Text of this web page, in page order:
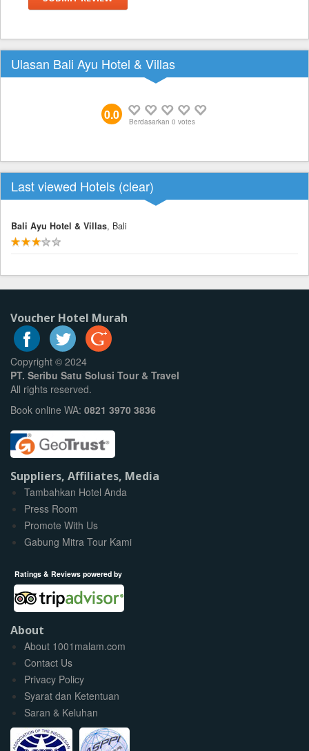
Ulasan Bali Ayu Hotel & Villas
0.0 Berdasarkan 0 votes
Last viewed Hotels (clear)
Bali Ayu Hotel & Villas, Bali
Voucher Hotel Murah
Copyright © 2024
PT. Seribu Satu Solusi Tour & Travel
All rights reserved.
Book online WA: 0821 3970 3836
Suppliers, Affiliates, Media
Tambahkan Hotel Anda
Press Room
Promote With Us
Gabung Mitra Tour Kami
Ratings & Reviews powered by
About
About 1001malam.com
Contact Us
Privacy Policy
Syarat dan Ketentuan
Saran & Keluhan